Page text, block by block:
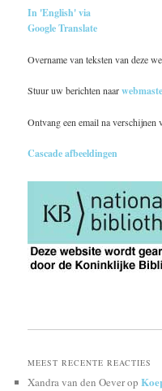
In 'English' via
Google Translate
Overname van teksten van deze
Stuur uw berichten naar
Ontvang een email na
Cascade afbeeldingen
MEEST RECENTE REACTIES
Xandra van den Oeverop